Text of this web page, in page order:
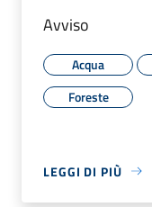
Avviso
Acqua
Foreste
LEGGI DI PIÙ